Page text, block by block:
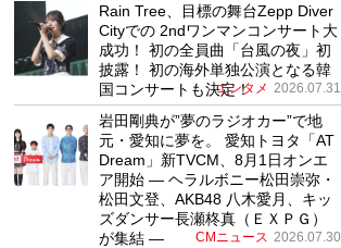
Rain Tree、目標の舞台Zepp Diver
Cityでの 2ndワンマンコンサート大
成功！ 初の全員曲「台風の夜」初
披露！ 初の海外単独公演となる韓
国コンサートも決定！
エンタメ 2026.07.31
岩田剛典が”夢のラジオカー”で地
元・愛知に夢を。 愛知トヨタ「AT
Dream」新TVCM、8月1日オンエ
ア開始 ― ヘラルボニー松田崇弥・
松田文登、AKB48 八木愛月、キッ
ズダンサー長瀬柊真（ＥＸＰＧ）
が集結 ―
CMニュース 2026.07.30